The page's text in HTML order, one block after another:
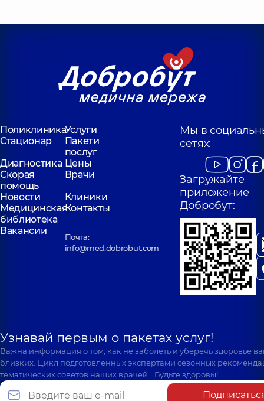
ПоликлиникаУслуги
Стационар
Пакети
послуг
Диагностика Цены
Скорая
помощь
Врачи
Новости
Клиники
Медицинская
библиотека
Контакты
Вакансии
Почта:
info@med.dobrobut.com
Мы в
сетях:
Загружайте
приложение
Добробут:
Узнавай первым о пакетах услуг!
Важна информация о том, как не заболеть и уберечь здоровье
близких. Цикл подготовленных экспертами сезонных
тематических советов наших врачей… Будьте здоровы!